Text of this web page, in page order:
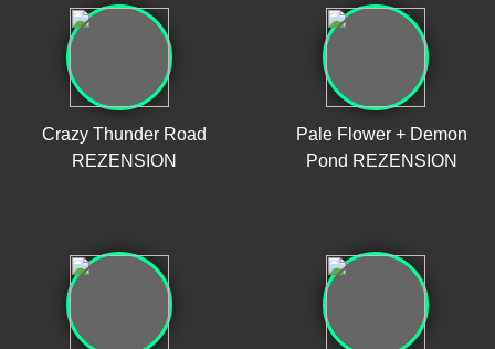
Crazy Thunder Road
REZENSION
Pale Flower + Demon
Pond REZENSION